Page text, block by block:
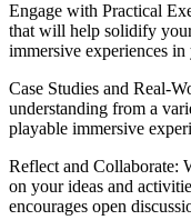
Engage with Practical
that will help solidify
immersive experiences
Case Studies and Real-
understanding from a
playable immersive
Reflect and Collaborate:
on your ideas and
encourages open